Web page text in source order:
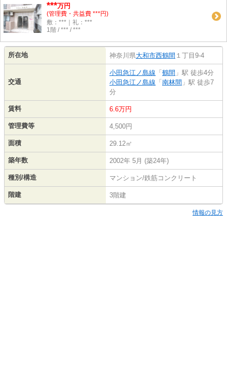
***万円
(管理費・共益費 ***円)
敷：***｜礼：***
1階 / *** / ***
所在地 神奈川県大和市西鶴間 １丁目9-4
交通
小田急江ノ島線 「 鶴間 」駅 徒歩4分
小田急江ノ島線 「 南林間 」駅 徒歩7
分
賃料 6.6万円
管理費等 4,500円
面積 29.12㎡
築年数 2002年 5月 (築24年)
種別/構造 マンション/鉄筋コンクリート
階建 3階建
情報の見方